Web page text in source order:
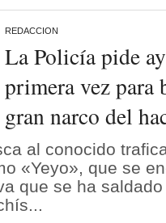
REDACCION
La Policía pide
primera vez para
gran narco del
al conocido
«Yeyo», que se
que se ha